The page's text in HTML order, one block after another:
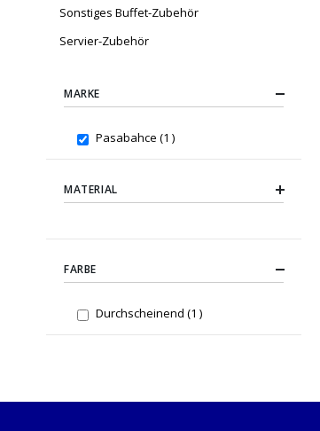
Sonstiges Buffet-Zubehör
Servier-Zubehör
MARKE
Pasabahce 1 item
MATERIAL
FARBE
Durchscheinend 1 item